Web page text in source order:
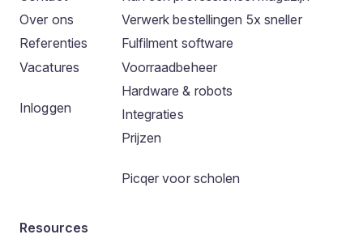
Over ons
Referenties
Vacatures
Inloggen
Verwerk bestellingen 5x sneller
Fulfilment software
Voorraadbeheer
Hardware & robots
Integraties
Prijzen
Picqer voor scholen
Resources